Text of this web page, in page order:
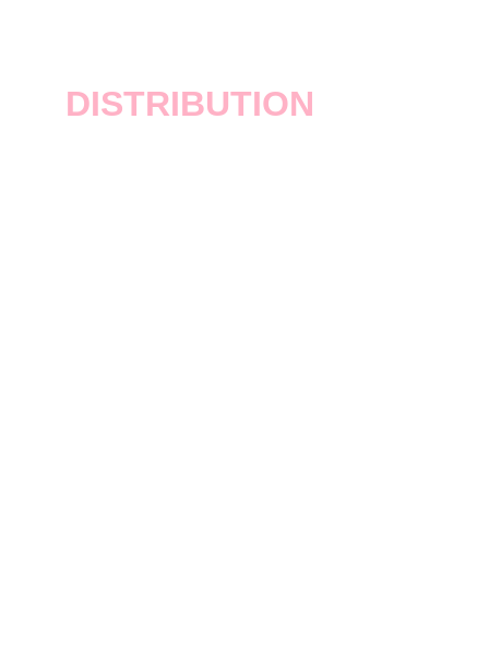
DISTRIBUTION